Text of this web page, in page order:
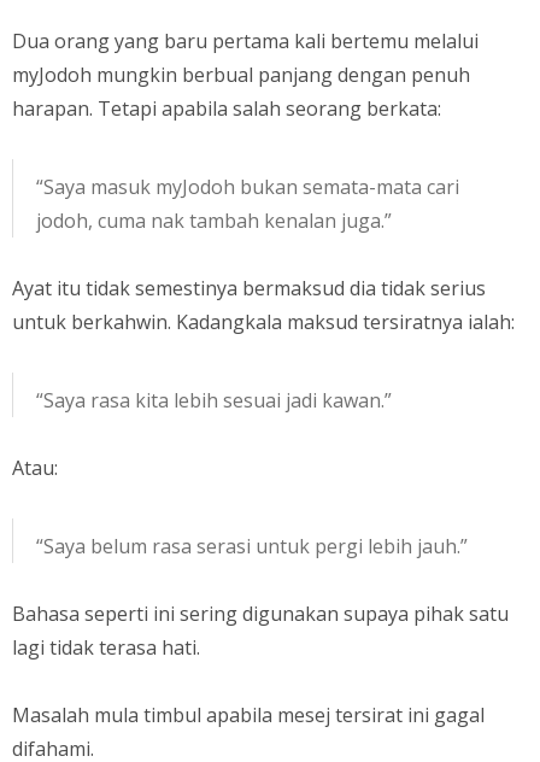
Dua orang yang baru pertama kali bertemu melalui
myJodoh mungkin berbual panjang dengan penuh
harapan. Tetapi apabila salah seorang berkata:
“Saya masuk myJodoh bukan semata-mata cari
jodoh, cuma nak tambah kenalan juga.”
Ayat itu tidak semestinya bermaksud dia tidak serius
untuk berkahwin. Kadangkala maksud tersiratnya ialah:
“Saya rasa kita lebih sesuai jadi kawan.”
Atau:
“Saya belum rasa serasi untuk pergi lebih jauh.”
Bahasa seperti ini sering digunakan supaya pihak satu
lagi tidak terasa hati.
Masalah mula timbul apabila mesej tersirat ini gagal
difahami.